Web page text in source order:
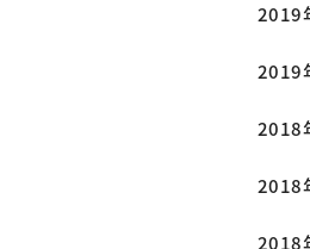
2019
2019
2018
2018
2018